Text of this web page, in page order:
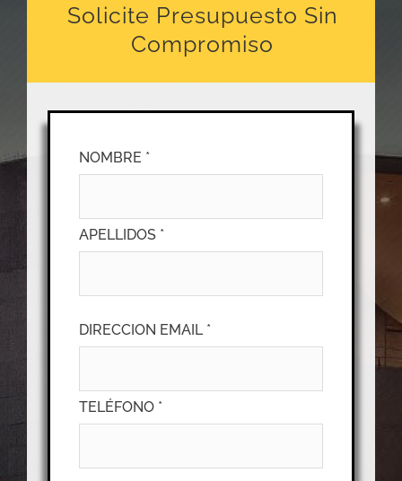
Solicite Presupuesto Sin
Compromiso
NOMBRE *
APELLIDOS *
DIRECCION EMAIL *
TELÉFONO *